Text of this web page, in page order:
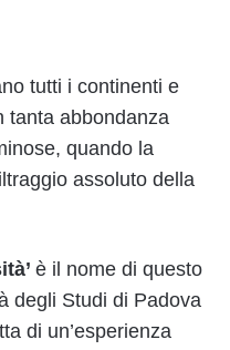
tutti i continenti e
tanta abbondanza
quando la
assoluto della
è il nome di questo
degli Studi di Padova
di un’esperienza